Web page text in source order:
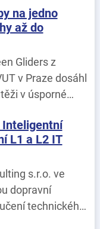
na jedno
až do
Gliders z
v Praze dosáhl
v úsporné
o víkendu 25. -
dosud
Inteligentní
L1 a L2 IT
s.r.o. ve
dopravní
technického